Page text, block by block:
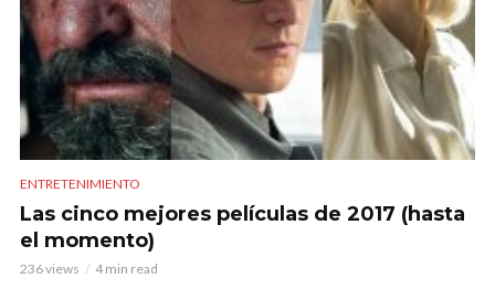
ENTRETENIMIENTO
Las cinco mejores películas de 2017 (hasta
el momento)
236 views 4 min read